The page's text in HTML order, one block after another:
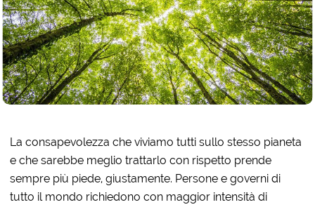
La consapevolezza che viviamo tutti sullo stesso pianeta
e che sarebbe meglio trattarlo con rispetto prende
sempre più piede, giustamente. Persone e governi di
tutto il mondo richiedono con maggior intensità di